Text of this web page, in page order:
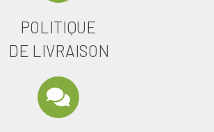
POLITIQUE
DE LIVRAISON